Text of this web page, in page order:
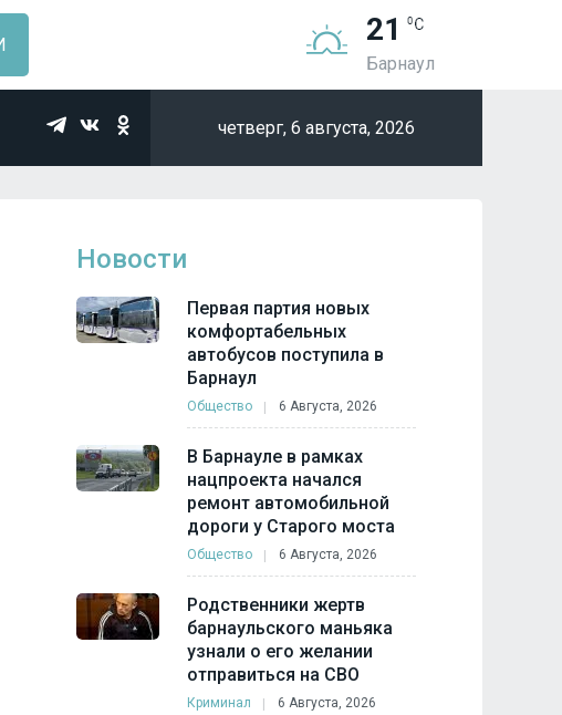
21
Барнаул
четверг, 6 августа, 2026
Новости
Первая партия новых
комфортабельных
автобусов поступила в
Барнаул
Общество 6 Августа, 2026
В Барнауле в рамках
нацпроекта начался
ремонт автомобильной
дороги у Старого моста
Общество 6 Августа, 2026
Родственники жертв
барнаульского маньяка
узнали о его желании
отправиться на СВО
Криминал 6 Августа, 2026